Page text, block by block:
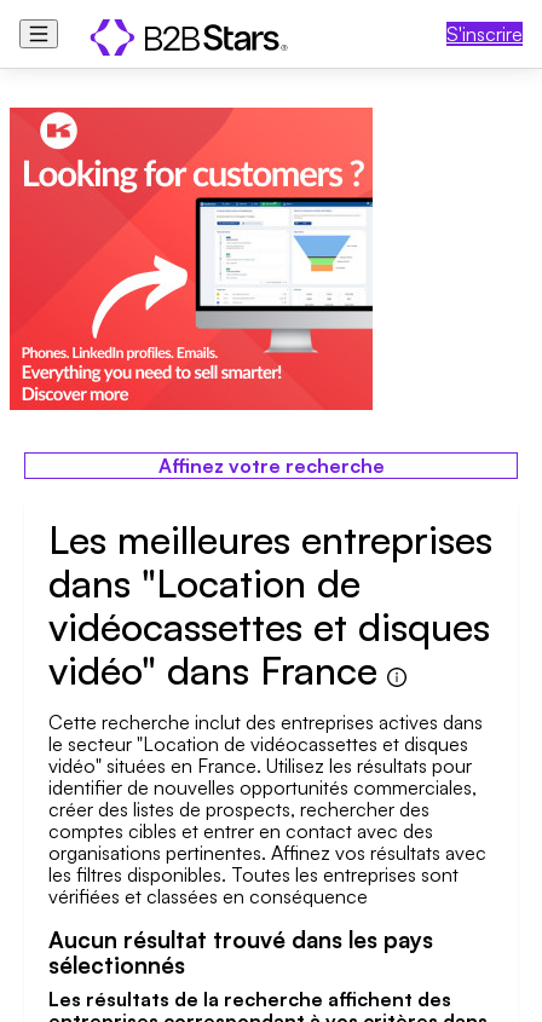
S'inscrire
Affinez votre recherche
Les meilleures entreprises
dans "Location de
vidéocassettes et disques
vidéo" dans France
Cette recherche inclut des entreprises actives dans
le secteur "Location de vidéocassettes et disques
vidéo" situées en France. Utilisez les résultats pour
identifier de nouvelles opportunités commerciales,
créer des listes de prospects, rechercher des
comptes cibles et entrer en contact avec des
organisations pertinentes. Affinez vos résultats avec
les filtres disponibles. Toutes les entreprises sont
vérifiées et classées en conséquence
Aucun résultat trouvé dans les pays
sélectionnés
Les résultats de la recherche affichent des